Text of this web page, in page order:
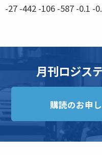
-27 -442 -106 -587 -0.1 -
月刊ロジス
購読のお申